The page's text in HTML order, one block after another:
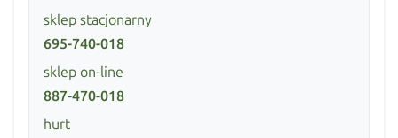
sklep stacjonarny
695-740-018
sklep on-line
887-470-018
hurt